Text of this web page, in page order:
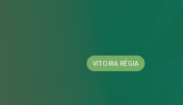
VITORIA RÉGIA